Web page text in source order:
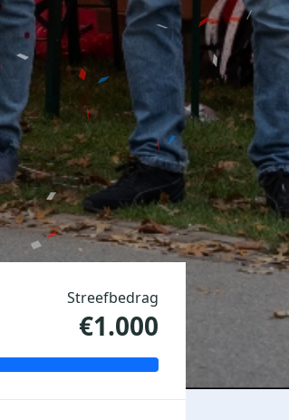
Streefbedrag
€1.000